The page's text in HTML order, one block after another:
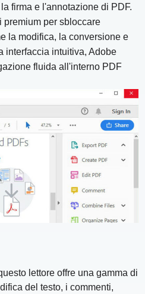
firma e l'annotazione di PDF.
premium per sbloccare
la modifica, la conversione e
interfaccia intuitiva, Adobe
fluida all'interno PDF
lettore offre una gamma di
del testo, i commenti,